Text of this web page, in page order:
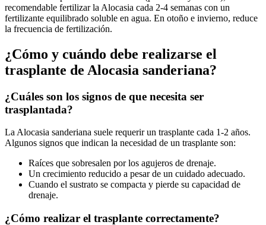
recomendable fertilizar la Alocasia cada 2-4 semanas con un
fertilizante equilibrado soluble en agua. En otoño e invierno, reduce
la frecuencia de fertilización.
¿Cómo y cuándo debe realizarse el
trasplante de Alocasia sanderiana?
¿Cuáles son los signos de que necesita ser
trasplantada?
La Alocasia sanderiana suele requerir un trasplante cada 1-2 años.
Algunos signos que indican la necesidad de un trasplante son:
Raíces que sobresalen por los agujeros de drenaje.
Un crecimiento reducido a pesar de un cuidado adecuado.
Cuando el sustrato se compacta y pierde su capacidad de
drenaje.
¿Cómo realizar el trasplante correctamente?